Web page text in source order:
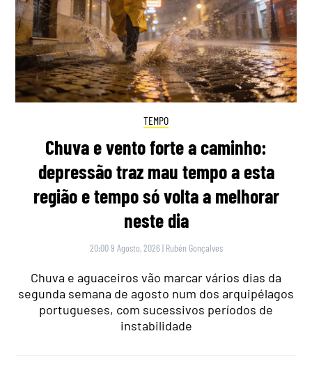
TEMPO
Chuva e vento forte a caminho:
depressão traz mau tempo a esta
região e tempo só volta a melhorar
neste dia
20:00 9 Agosto, 2026 | Rubén Gonçalves
Chuva e aguaceiros vão marcar vários dias da
segunda semana de agosto num dos arquipélagos
portugueses, com sucessivos períodos de
instabilidade